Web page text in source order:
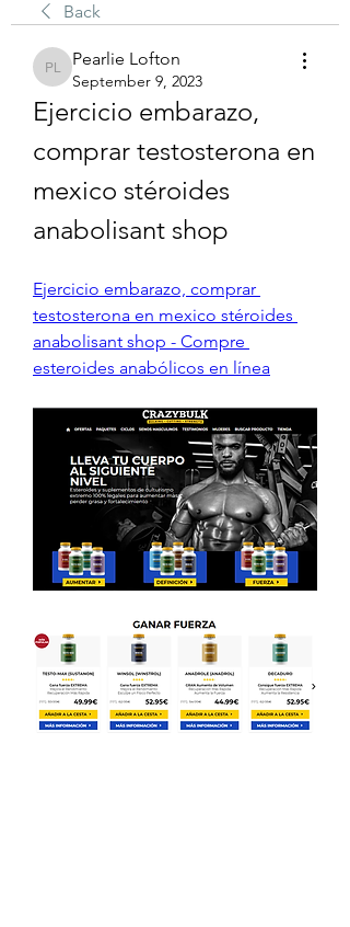
Back
Pearlie Lofton
Pearlie Lofton
September 9, 2023
Ejercicio embarazo,
comprar testosterona en
mexico stéroides
anabolisant shop
Ejercicio embarazo, comprar
testosterona en mexico stéroides
anabolisant shop - Compre
esteroides anabólicos en línea